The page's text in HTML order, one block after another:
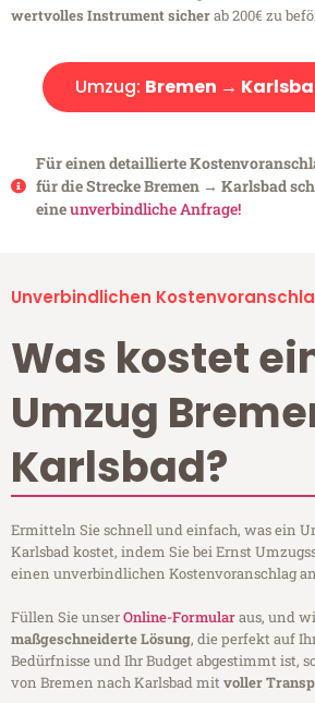
wertvolles Instrument sicherab 200€ zu
Umzug: Bremen →
Für einen detaillierte
für die Strecke Bremen → Karlsbad
eineunverbindliche Anfrage!
Unverbindlichen
Was kostet
Umzug
Karlsbad?
Ermitteln Sie schnell und einfach, was ein
Karlsbad kostet, indem Sie bei Ernst
einen unverbindlichen Kostenvoranschlag
Füllen Sie unserOnline-Formularaus, und
maßgeschneiderte Lösung, die perfekt auf
Bedürfnisse und Ihr Budget abgestimmt ist,
von Bremen nach Karlsbad mitvoller